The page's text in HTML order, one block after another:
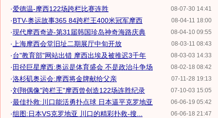
08-07-30 14:41
·爱德温-摩西122场跨栏比赛连胜
08-04-11 18:00
·BTV-奥运故事365 84跨栏王400米冠军摩西
08-04-10 09:55
·现代摩西奇迹-第31届韩国珍岛神奇海路庆典
08-03-11 08:43
· 上海摩西会堂旧址二期展厅中旬开放
08-03-03 14:33
·台"教育部"网站出错 摩西出埃及被推迟3千年
08-02-18 08:42
· 田径巨星摩西:奥运是体育盛会 不是政治斗争场
07-11-28 19:13
·洛杉矶奥运会:摩西将金牌献给父亲
07-10-03 15:05
·刘翔偶像"跨栏王"摩西曾创造122场连胜纪录
06-06-19 05:42
·最佳扑救:川口能活勇扑点球 日本逼平克罗地亚
06-06-18 21:47
·组图:日本VS克罗地亚 川口的精彩扑救-搜...